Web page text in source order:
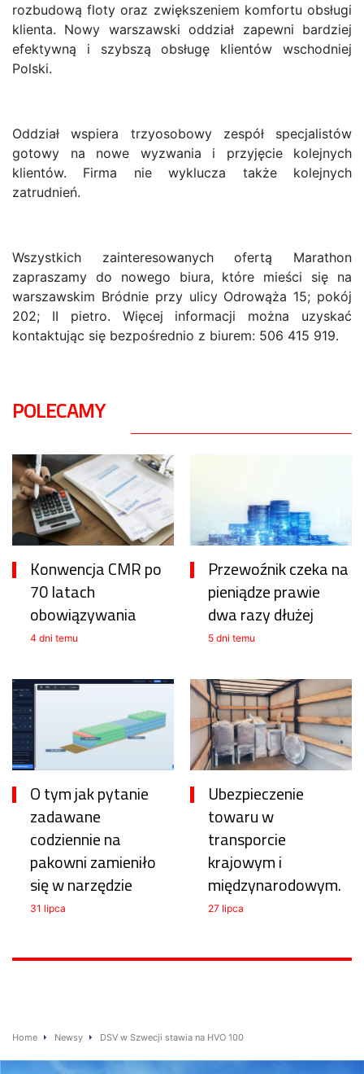
rozbudową floty oraz zwiększeniem komfortu obsługi
klienta. Nowy warszawski oddział zapewni bardziej
efektywną i szybszą obsługę klientów wschodniej
Polski.
Oddział wspiera trzyosobowy zespół specjalistów
gotowy na nowe wyzwania i przyjęcie kolejnych
klientów. Firma nie wyklucza także kolejnych
zatrudnień.
Wszystkich zainteresowanych ofertą Marathon
zapraszamy do nowego biura, które mieści się na
warszawskim Bródnie przy ulicy Odrowąża 15; pokój
202; II pietro. Więcej informacji można uzyskać
kontaktując się bezpośrednio z biurem: 506 415 919.
POLECAMY
Konwencja CMR po
70 latach
obowiązywania
4 dni temu
Przewoźnik czeka na
pieniądze prawie
dwa razy dłużej
5 dni temu
O tym jak pytanie
zadawane
codziennie na
pakowni zamieniło
się w narzędzie
31 lipca
Ubezpieczenie
towaru w
transporcie
krajowym i
międzynarodowym.
27 lipca
Home Newsy DSV w Szwecji stawia na HVO 100